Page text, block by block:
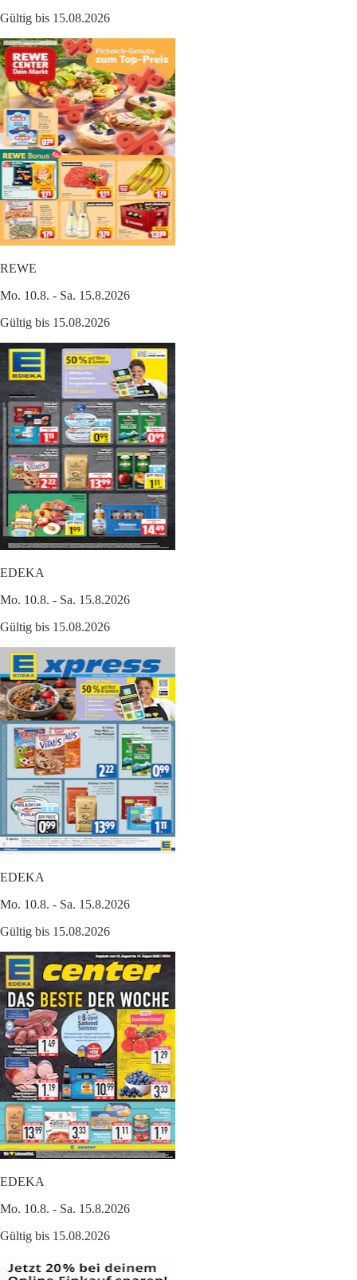
Gültig bis 15.08.2026
REWE
Mo. 10.8. - Sa. 15.8.2026
Gültig bis 15.08.2026
EDEKA
Mo. 10.8. - Sa. 15.8.2026
Gültig bis 15.08.2026
EDEKA
Mo. 10.8. - Sa. 15.8.2026
Gültig bis 15.08.2026
EDEKA
Mo. 10.8. - Sa. 15.8.2026
Gültig bis 15.08.2026